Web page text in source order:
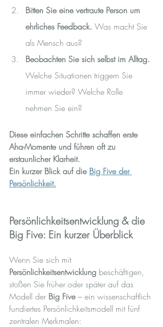
Bitten Sie eine vertraute Person um
ehrliches Feedback. Was macht Sie
als Mensch aus?
Beobachten Sie sich selbst im Alltag.
Welche Situationen triggern Sie
immer wieder? Welche Rolle
nehmen Sie ein?
Diese einfachen Schritte schaffen erste
Aha-Momente und führen oft zu
erstaunlicher Klarheit.
Ein kurzer Blick auf die Big Five der
Persönlichkeit.
Persönlichkeitsentwicklung & die
Big Five: Ein kurzer Überblick
Wenn Sie sich mit
Persönlichkeitsentwicklung beschäftigen,
stoßen Sie früher oder später auf das
Modell der Big Five – ein wissenschaftlich
fundiertes Persönlichkeitsmodell mit fünf
zentralen Merkmalen: